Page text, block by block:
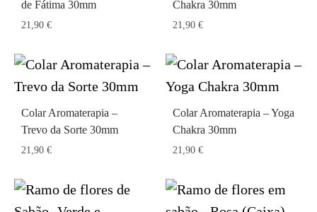
de Fátima 30mm
21,90 €
Chakra 30mm
21,90 €
Colar Aromaterapia –
Trevo da Sorte 30mm
21,90 €
Colar Aromaterapia – Yoga
Chakra 30mm
21,90 €